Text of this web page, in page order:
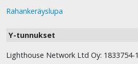
Rahankeräyslupa
Y-tunnukset
Lighthouse Network Ltd Oy: 1833754-1